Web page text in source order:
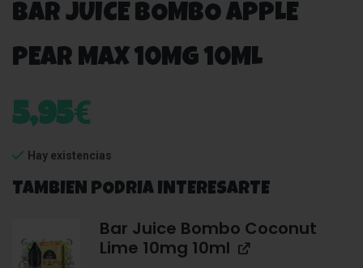
BAR JUICE BOMBO APPLE
PEAR MAX 10MG 10ML
5,95€
Hay existencias
TAMBIEN PODRIA INTERESARTE
Bar Juice Bombo Coconut
Lime 10mg 10ml